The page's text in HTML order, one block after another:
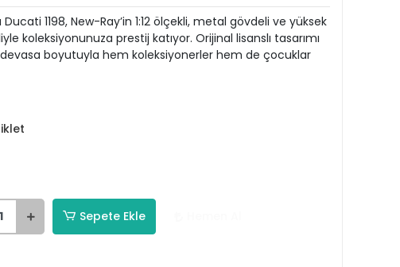
1198, New-Ray’in 1:12 ölçekli, metal gövdeli ve yüksek
koleksiyonunuza prestij katıyor. Orijinal lisanslı tasarımı
devasa boyutuyla hem koleksiyonerler hem de çocuklar
Sepete Ekle